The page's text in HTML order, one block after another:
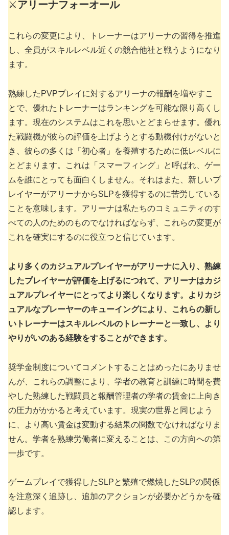
⚔️ アリーナフォーオール
これらの変更により、トレーナーはアリーナの習得を推進
し、全員がスキルレベル近くの競合他社と戦うようになり
ます。
熟練したPVPプレイに対するアリーナの報酬を増やすこ
とで、優れたトレーナーはランキングを可能な限り高くし
ます。現在のシステムはこれを思いとどまらせます。優れ
た戦闘機が彼らの評価を上げようとする動機付けがないと
き、彼らの多くは「初心者」を養殖するために低レベルに
とどまります。これは「スマーフィング」と呼ばれ、ゲー
ムを誰にとっても面白くしません。それはまた、新しいプ
レイヤーがアリーナからSLPを獲得するのに苦労している
ことを意味します。アリーナは私たちのコミュニティのす
べての人のためのものでなければならず、これらの変更が
これを確実にするのに役立つと信じています。
より多くのカジュアルプレイヤーがアリーナに入り、熟練
したプレイヤーが評価を上げるにつれて、アリーナはカジ
ュアルプレイヤーにとってより楽しくなります。よりカジ
ュアルなプレーヤーのキューイングにより、これらの新し
いトレーナーはスキルレベルのトレーナーと一致し、より
やりがいのある経験をすることができます。
奨学金制度についてコメントすることはめったにありませ
んが、これらの調整により、学者の教育と訓練に時間を費
やした熟練した戦闘員と報酬管理者の学者の賃金に上向き
の圧力がかかると考えています。現実の世界と同じよう
に、より高い賃金は変動する結果の関数でなければなりま
せん。学者を熟練労働者に変えることは、この方向への第
一歩です。
ゲームプレイで獲得したSLPと繁殖で燃焼したSLPの関係
を注意深く追跡し、追加のアクションが必要かどうかを確
認します。